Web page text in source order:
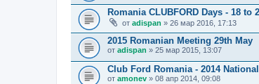
Romania CLUBFORD Days - 18 to
от adispan » 26 мар 2016, 17:13
2015 Romanian Meeting 29th May
от adispan » 25 мар 2015, 13:07
Club Ford Romania - 2014
от amonev » 08 апр 2014, 09:08